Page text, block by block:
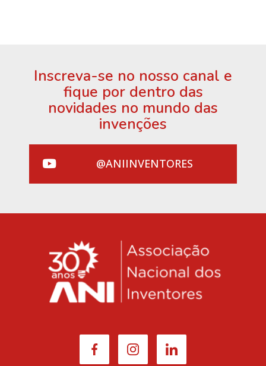
Inscreva-se no nosso canal e
fique por dentro das
novidades no mundo das
invenções
@ANIINVENTORES